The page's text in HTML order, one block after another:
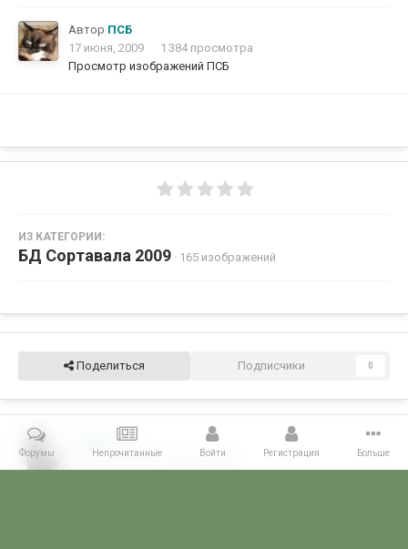
Автор ПСБ
17 июня, 2009
1 384 просмотра
Просмотр изображений ПСБ
ИЗ КАТЕГОРИИ:
БД Сортавала 2009 · 165 изображений
Поделиться Подписчики 0
11
Опубликовано 18 июня, 2009
Форумы Непрочитанные Войти Регистрация Больше